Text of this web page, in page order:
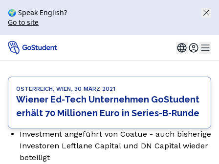
🌍 Speak English?
Go to site
ÖSTERREICH, WIEN, 30 MÄRZ 2021
Wiener Ed-Tech Unternehmen GoStudent
erhält 70 Millionen Euro in Series-B-Runde
Investment angeführt von Coatue - auch bisherige
Investoren Leftlane Capital und DN Capital wieder
beteiligt